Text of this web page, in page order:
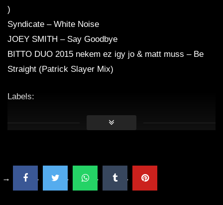
)
Syndicate – White Noise
JOEY SMITH – Say Goodbye
BITTO DUO 2015 nekem ez igy jo & matt muss – Be
Straight (Patrick Slayer Mix)
Labels:
Take My Space
TRIP & emotions